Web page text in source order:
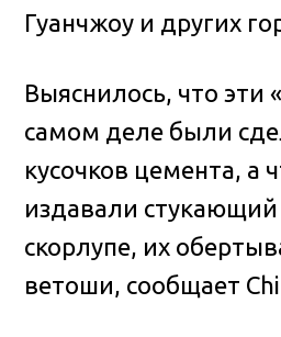
Гуанчжоу и других
Выяснилось, что эти
самом деле были
кусочков цемента, а
издавали стукающий
скорлупе, их
ветоши, сообщает